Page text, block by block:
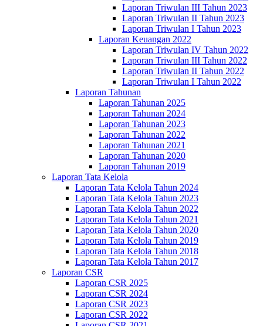
Laporan Triwulan III Tahun 2023
Laporan Triwulan II Tahun 2023
Laporan Triwulan I Tahun 2023
Laporan Keuangan 2022
Laporan Triwulan IV Tahun 2022
Laporan Triwulan III Tahun 2022
Laporan Triwulan II Tahun 2022
Laporan Triwulan I Tahun 2022
Laporan Tahunan
Laporan Tahunan 2025
Laporan Tahunan 2024
Laporan Tahunan 2023
Laporan Tahunan 2022
Laporan Tahunan 2021
Laporan Tahunan 2020
Laporan Tahunan 2019
Laporan Tata Kelola
Laporan Tata Kelola Tahun 2024
Laporan Tata Kelola Tahun 2023
Laporan Tata Kelola Tahun 2022
Laporan Tata Kelola Tahun 2021
Laporan Tata Kelola Tahun 2020
Laporan Tata Kelola Tahun 2019
Laporan Tata Kelola Tahun 2018
Laporan Tata Kelola Tahun 2017
Laporan CSR
Laporan CSR 2025
Laporan CSR 2024
Laporan CSR 2023
Laporan CSR 2022